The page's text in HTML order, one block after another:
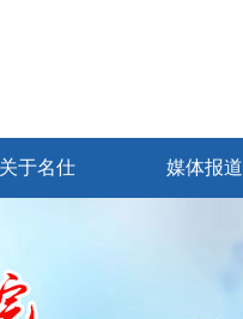
关于名仕 媒体报道